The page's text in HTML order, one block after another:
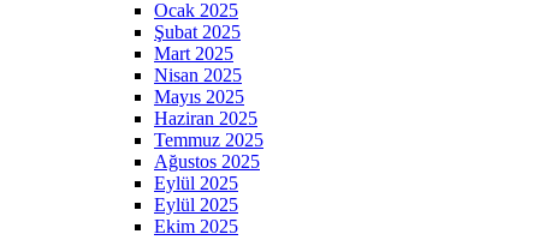
Ocak 2025
Şubat 2025
Mart 2025
Nisan 2025
Mayıs 2025
Haziran 2025
Temmuz 2025
Ağustos 2025
Eylül 2025
Eylül 2025
Ekim 2025